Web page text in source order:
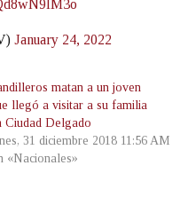
January 24, 2022
matan a un joven
llegó a visitar a su familia
Ciudad Delgado
31 diciembre 2018 11:56 AM
«Nacionales»